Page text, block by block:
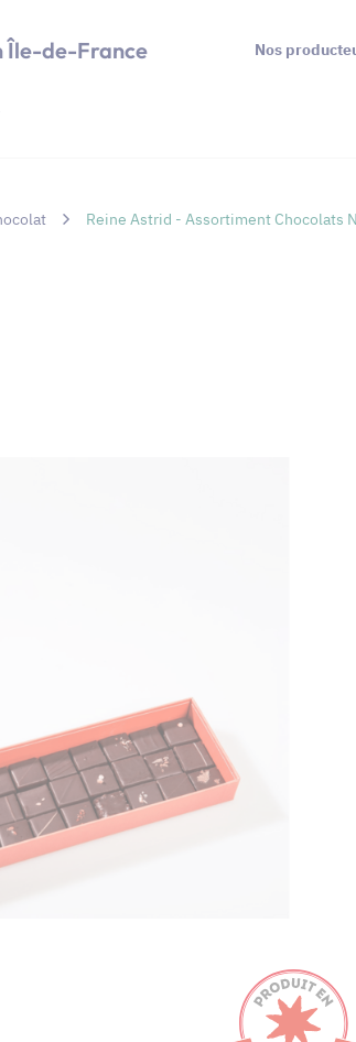
Île-de-France Nos
Reine Astrid - Assortiment Chocolats